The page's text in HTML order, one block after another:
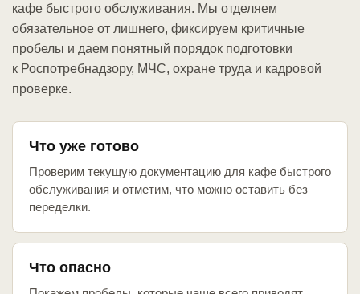
кафе быстрого обслуживания. Мы отделяем
обязательное от лишнего, фиксируем критичные
пробелы и даем понятный порядок подготовки
к Роспотребнадзору, МЧС, охране труда и кадровой
проверке.
Что уже готово
Проверим текущую документацию для кафе быстрого
обслуживания и отметим, что можно оставить без
переделки.
Что опасно